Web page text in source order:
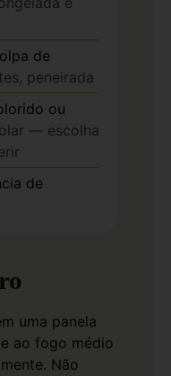
de
peneirada
ou
— escolha
de
uma panela
ao fogo médio
Não